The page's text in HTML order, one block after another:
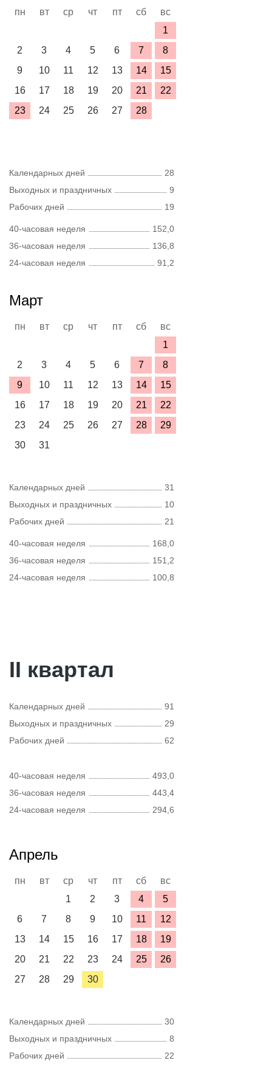
пн вт ср чт пт сб
вс
1
2
3 4 5 6 7
8
9
10 11 12 13 14
15
16
17 18 19 20 21
22
23
24 25 26 27 28
Календарных дней
28
Выходных и праздничных
9
Рабочих дней
19
40-часовая неделя
152,0
36-часовая неделя
136,8
24-часовая неделя
91,2
Март
пн вт ср чт пт сб
вс
1
2
3 4 5 6 7
8
9
10 11 12 13 14
15
16
17 18 19 20 21
22
23
24 25 26 27 28
29
30
31
Календарных дней
31
Выходных и праздничных
10
Рабочих дней
21
40-часовая неделя
168,0
36-часовая неделя
151,2
24-часовая неделя
100,8
II квартал
Календарных дней
91
Выходных и праздничных
29
Рабочих дней
62
40-часовая неделя
493,0
36-часовая неделя
443,4
24-часовая неделя
294,6
Апрель
пн вт ср чт пт сб
вс
1
2 3 4
5
6
7 8 9 10 11
12
13
14 15 16 17 18
19
20
21 22 23 24 25
26
27
28 29 30
Календарных дней
30
Выходных и праздничных
8
Рабочих дней
22